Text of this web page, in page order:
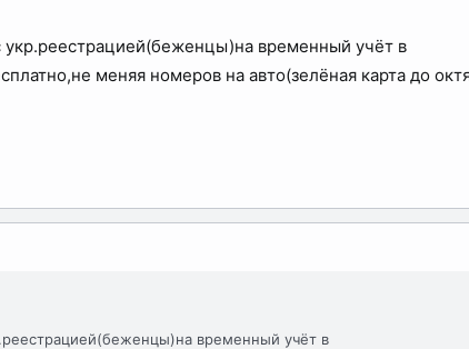
укр.реестрацией(беженцы)на временный учёт в
меняя номеров на авто(зелёная карта до
временный учёт в